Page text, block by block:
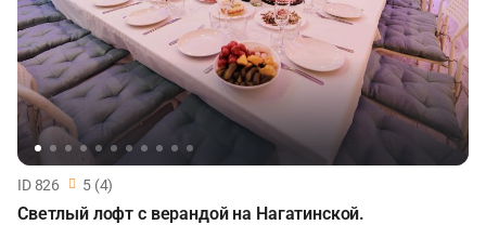
ID 826 5 (4)
Светлый лофт с верандой на Нагатинской.